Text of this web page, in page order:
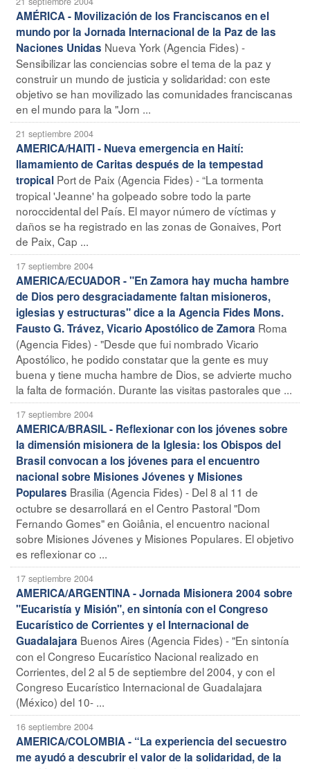
AMÉRICA - Movilización de los Franciscanos en el
mundo por la Jornada Internacional de la Paz de las
Naciones Unidas Nueva York (Agencia Fides) -
Sensibilizar las conciencias sobre el tema de la paz y
construir un mundo de justicia y solidaridad: con este
objetivo se han movilizado las comunidades franciscanas
en el mundo para la "Jorn ...
21 septiembre 2004
AMERICA/HAITI - Nueva emergencia en Haití:
llamamiento de Caritas después de la tempestad
tropical Port de Paix (Agencia Fides) - “La tormenta
tropical 'Jeanne' ha golpeado sobre todo la parte
noroccidental del País. El mayor número de víctimas y
daños se ha registrado en las zonas de Gonaives, Port
de Paix, Cap ...
17 septiembre 2004
AMERICA/ECUADOR - "En Zamora hay mucha hambre
de Dios pero desgraciadamente faltan misioneros,
iglesias y estructuras" dice a la Agencia Fides Mons.
Fausto G. Trávez, Vicario Apostólico de Zamora Roma
(Agencia Fides) - "Desde que fui nombrado Vicario
Apostólico, he podido constatar que la gente es muy
buena y tiene mucha hambre de Dios, se advierte mucho
la falta de formación. Durante las visitas pastorales que ...
17 septiembre 2004
AMERICA/BRASIL - Reflexionar con los jóvenes sobre
la dimensión misionera de la Iglesia: los Obispos del
Brasil convocan a los jóvenes para el encuentro
nacional sobre Misiones Jóvenes y Misiones
Populares Brasilia (Agencia Fides) - Del 8 al 11 de
octubre se desarrollará en el Centro Pastoral "Dom
Fernando Gomes" en Goiânia, el encuentro nacional
sobre Misiones Jóvenes y Misiones Populares. El objetivo
es reflexionar co ...
17 septiembre 2004
AMERICA/ARGENTINA - Jornada Misionera 2004 sobre
"Eucaristía y Misión", en sintonía con el Congreso
Eucarístico de Corrientes y el Internacional de
Guadalajara Buenos Aires (Agencia Fides) - "En sintonía
con el Congreso Eucarístico Nacional realizado en
Corrientes, del 2 al 5 de septiembre del 2004, y con el
Congreso Eucarístico Internacional de Guadalajara
(México) del 10- ...
16 septiembre 2004
AMERICA/COLOMBIA - “La experiencia del secuestro
me ayudó a descubrir el valor de la solidaridad, de la